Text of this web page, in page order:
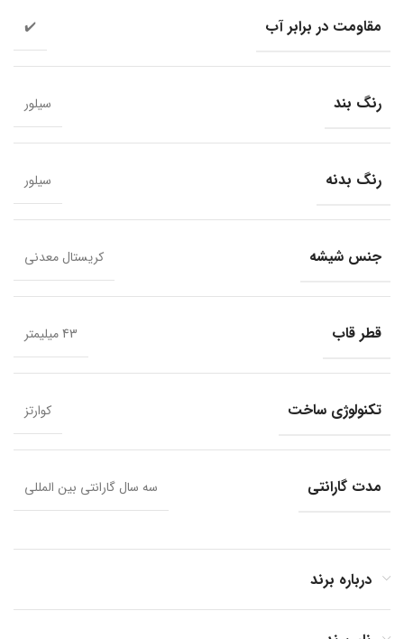
مقاومت در برابر آب ✔️
رنگ بند سیلور
رنگ بدنه سیلور
جنس شیشه کریستال معدنی
قطر قاب 43 میلیمتر
تکنولوژی ساخت کوارتز
مدت گارانتی سه سال گارانتی بین المللی
درباره برند